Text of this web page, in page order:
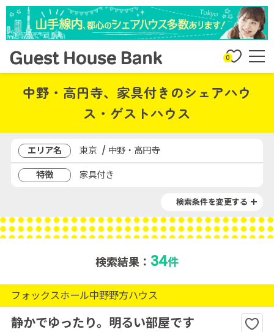
0
中野・高円寺、家具付きのシェアハウ
ス・ゲストハウス
エリア名
東京 / 中野・高円寺
特徴
家具付き
検索条件を変更する
検索結果： 34件
フォックスホール中野野方ハウス
静かでゆったり。明るい部屋です